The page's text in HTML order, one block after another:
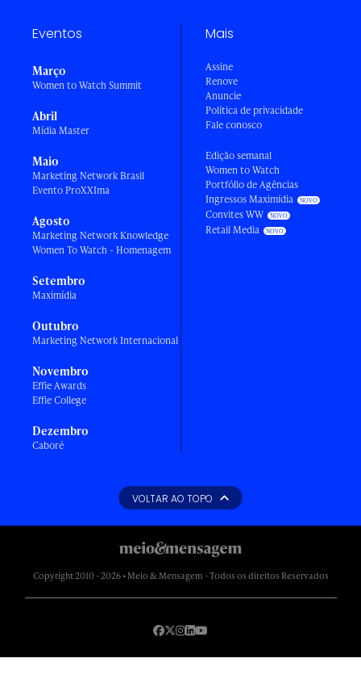
Eventos
Março
Women to Watch Summit
Abril
Mídia Master
Maio
Marketing Network Brasil
Evento ProXXIma
Agosto
Marketing Network Knowledge
Women To Watch - Homenagem
Setembro
Maximídia
Outubro
Marketing Network Internacional
Novembro
Effie Awards
Effie College
Dezembro
Caboré
Mais
Assine
Renove
Anuncie
Política de privacidade
Fale conosco
Edição semanal
Women to Watch
Portfólio de Agências
Ingressos Maximídia
Convites WW
Retail Media
VOLTAR AO TOPO
Copyright 2010 - 2026 • Meio & Mensagem - Todos os direitos Reservados